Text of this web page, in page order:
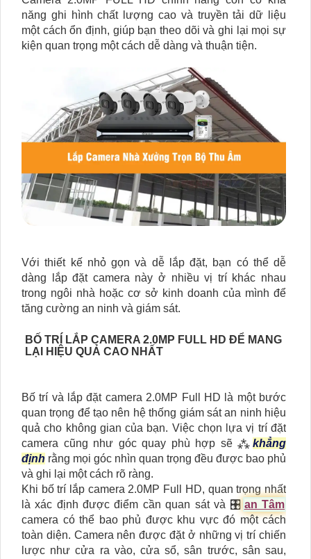
năng ghi hình chất lượng cao và truyền tải dữ liệu
một cách ổn định, giúp bạn theo dõi và ghi lại mọi sự
kiện quan trọng một cách dễ dàng và thuận tiện.
Với thiết kế nhỏ gọn và dễ lắp đặt, bạn có thể dễ
dàng lắp đặt camera này ở nhiều vị trí khác nhau
trong ngôi nhà hoặc cơ sở kinh doanh của mình để
tăng cường an ninh và giám sát.
BỐ TRÍ LẮP CAMERA 2.0MP FULL HD ĐỂ MANG
LẠI HIỆU QUẢ CAO NHẤT
Bố trí và lắp đặt camera 2.0MP Full HD là một bước
quan trọng để tạo nên hệ thống giám sát an ninh hiệu
quả cho không gian của bạn. Việc chọn lựa vị trí đặt
camera cũng như góc quay phù hợp sẽ ⁂ khẳng
định rằng mọi góc nhìn quan trọng đều được bao phủ
và ghi lại một cách rõ ràng.
Khi bố trí lắp camera 2.0MP Full HD, quan trọng nhất
là xác định được điểm cần quan sát và 🎛 an Tâm
camera có thể bao phủ được khu vực đó một cách
toàn diện. Camera nên được đặt ở những vị trí chiến
lược như cửa ra vào, cửa sổ, sân trước, sân sau,